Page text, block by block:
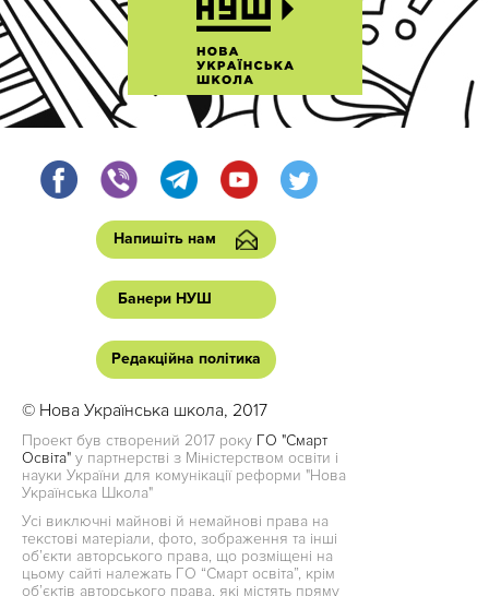
Напишіть нам
Банери НУШ
Редакційна політика
© Нова Українська школа, 2017
Проект був створений 2017 року ГО "Смарт
Освіта" у партнерстві з Міністерством освіти і
науки України для комунікації реформи "Нова
Українська Школа"
Усі виключні майнові й немайнові права на
текстові матеріали, фото, зображення та інші
об’єкти авторського права, що розміщені на
цьому сайті належать ГО “Смарт освіта”, крім
об’єктів авторського права, які містять пряму